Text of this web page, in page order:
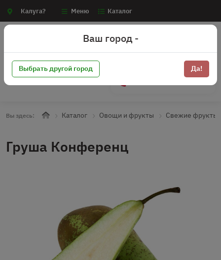
Калуга? Меню Каталог
Вы здесь: Каталог Овощи и фрукты Свежие фрукты
Груша Конференц
Ваш город -
Выбрать другой город Да!